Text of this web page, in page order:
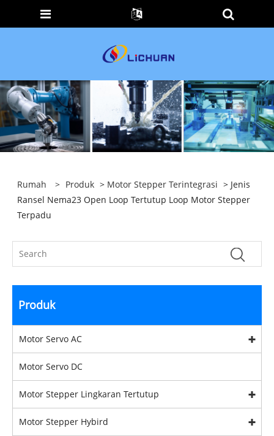
Rumah > Produk > Motor Stepper Terintegrasi > Jenis
Ransel Nema23 Open Loop Tertutup Loop Motor Stepper
Terpadu
Produk
Motor Servo AC
Motor Servo DC
Motor Stepper Lingkaran Tertutup
Motor Stepper Hybird